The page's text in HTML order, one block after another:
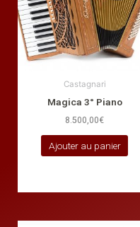
Castagnari
Magica 3° Piano
8.500,00€
Ajouter au panier